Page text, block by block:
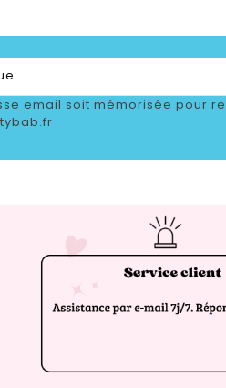
email soit mémorisée pour